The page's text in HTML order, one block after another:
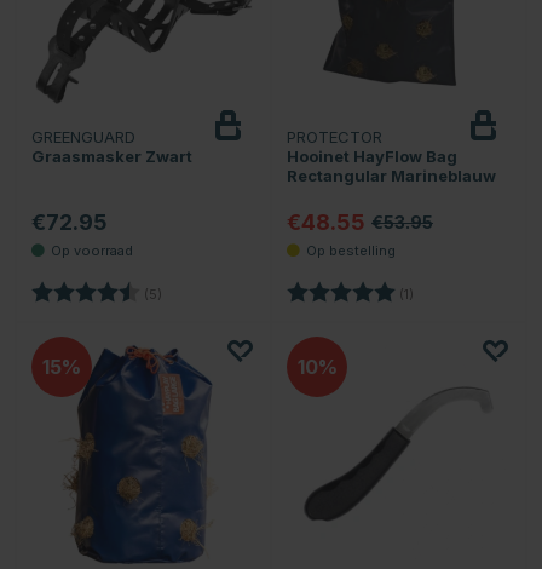
GREENGUARD
Graasmasker Zwart
€72.95
Beoordeling: (5)
PROTECTOR
Hooinet HayFlow Bag
Rectangular Marineblauw
€48.55 €53.95
Beoordeling: (1)
15 10